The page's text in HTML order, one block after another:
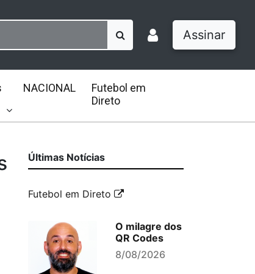
Assinar
NACIONAL
Futebol em
Direto
Últimas Notícias
Futebol em Direto
O milagre dos
QR Codes
8/08/2026